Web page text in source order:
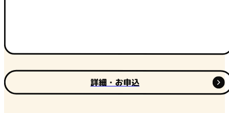
詳細・お申込